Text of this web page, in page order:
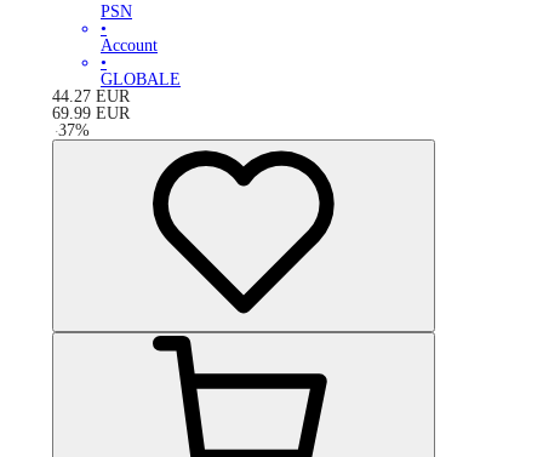
PSN
•
Account
•
GLOBALE
44.27 EUR
69.99 EUR
-37%